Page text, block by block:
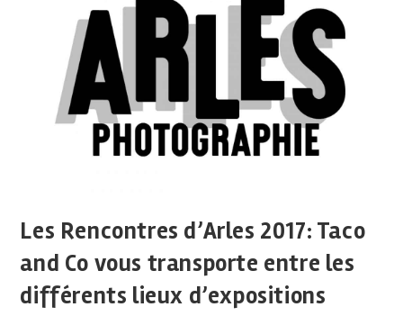
Les Rencontres d’Arles 2017: Taco
and Co vous transporte entre les
différents lieux d’expositions